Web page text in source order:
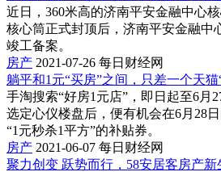
近日，360米高的济南平安金融中心
核心筒正式封顶后，济南平安金融中
竣工备案。
房产 2021-07-26 每日财经网
躺平和1元“买房”之间，只差一个天猫
手淘搜索“好房1元店”，即日起至6月
选定心仪楼盘后，便有机会在6月28
“1元秒杀1平方”的补贴券。
房产 2021-06-07 每日财经网
聚力创变 跃势而行，58安居客房产